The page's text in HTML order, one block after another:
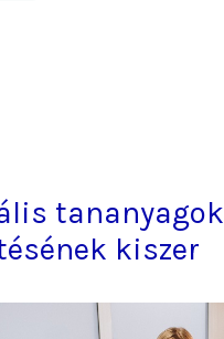
tananyagok
kiszer